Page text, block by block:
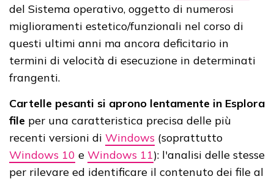
del Sistema operativo, oggetto di numerosi
miglioramenti estetico/funzionali nel corso di
questi ultimi anni ma ancora deficitario in
termini di velocità di esecuzione in determinati
frangenti.
Cartelle pesanti si aprono lentamente in Esplora
file per una caratteristica precisa delle più
recenti versioni di Windows (soprattutto
Windows 10 e Windows 11): l'analisi delle stesse
per rilevare ed identificare il contenuto dei file al